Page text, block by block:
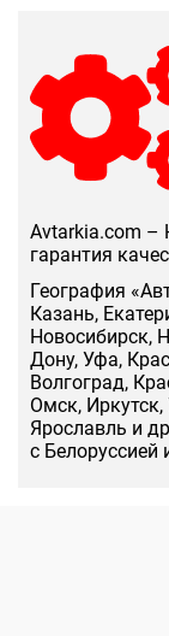
Аvtarkia.com –
гарантия
География
Казань,
Новосибирск,
Дону, Уфа,
Волгоград,
Омск,
Ярославль и
с Белоруссией